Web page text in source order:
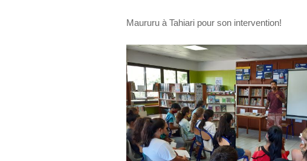
Maururu à Tahiari pour son intervention!